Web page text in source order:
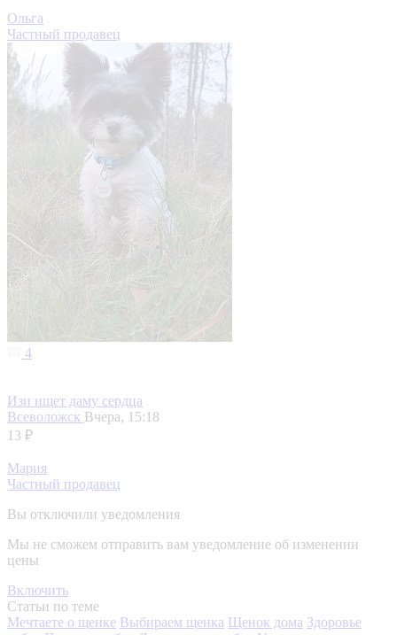
Ольга
Частный продавец
4
Изи ищет даму сердца
Всеволожск Вчера, 15:18
13 ₽
Мария
Частный продавец
Вы отключили уведомления
Мы не сможем отправить вам уведомление об изменении
цены
Включить
Статьи по теме
Мечтаете о щенке Выбираем щенка Щенок дома Здоровье